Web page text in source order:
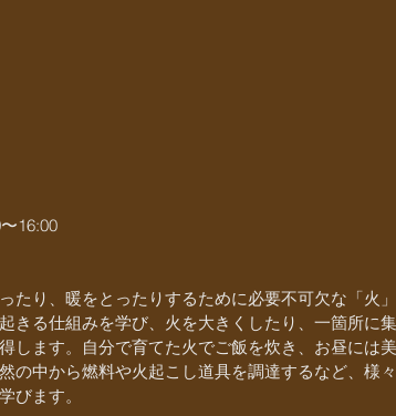
16:00
たり、暖をとったりするために必要不可欠な「火
きる仕組みを学び、火を大きくしたり、一箇所に
します。自分で育てた火でご飯を炊き、お昼には
の中から燃料や火起こし道具を調達するなど、様
びます。